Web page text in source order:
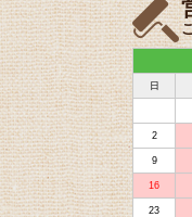
日
2
9
16
23